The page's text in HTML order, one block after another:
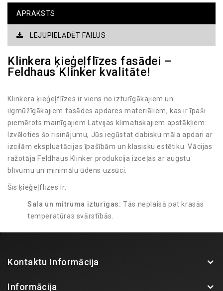
APRAKSTS
LEJUPIELĀDĒT FAILUS
Klinkera ķieģeļflīzes fasādei –
Feldhaus Klinker kvalitāte!
Klinkera ķieģeļflīzes ir viens no izturīgākajiem un
ilgmūžīgākajiem fasādes apdares materiāliem, kas ir īpaši
piemērots mainīgajiem Latvijas klimatiskajiem apstākļiem.
Izvēloties šo risinājumu, Jūs iegūstat dabisku māla apdari ar
izcilām ekspluatācijas īpašībām un klasisku estētiku. Vācijas
ražotāja Feldhaus Klinker produkcija izceļas ar augstu
blīvumu un minimālu ūdens uzsūci.
Šīs ķieģeļflīzes ir:
Sala un mitruma izturīgas: Tās neplaisā pat krasās
temperatūras svārstībās.
pārkrāsošana vai speciāla apkope.
Kontaktu Informācija
Informācija